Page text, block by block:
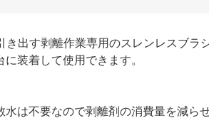
出す剥離作業専用のスレンレスブラシ
装着して使用できます。
は不要なので剥離剤の消費量を減らせ